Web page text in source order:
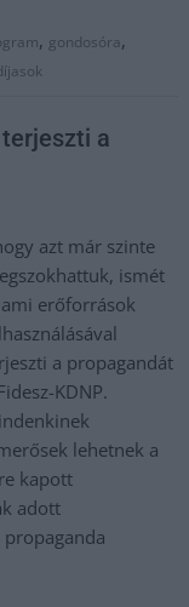
, gondosóra,
a
azt már szinte
ismét
erőforrások
a propagandát
KDNP.
lehetnek a
kapott
adott